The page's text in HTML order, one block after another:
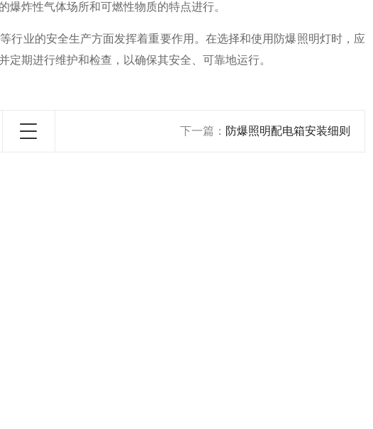
炸性气体场所和可燃性物质的特点进行。
行业的安全生产方面发挥着重要作用。在选择和使用防爆照明灯时，应
期进行维护和检查，以确保其安全、可靠地运行。
下一篇： 防爆照明配电箱安装细则